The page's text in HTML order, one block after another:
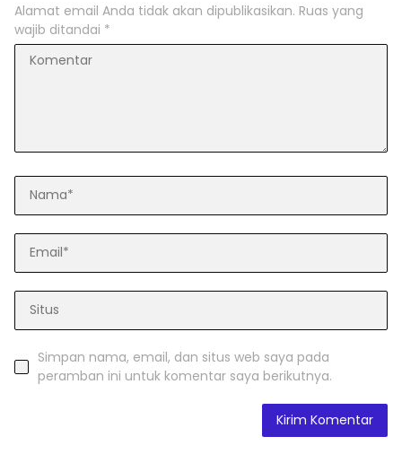
Alamat email Anda tidak akan dipublikasikan. Ruas yang
wajib ditandai *
Simpan nama, email, dan situs web saya pada
peramban ini untuk komentar saya berikutnya.